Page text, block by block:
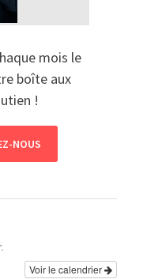
mois le
boîte aux
!
NOUS
Voir le calendrier